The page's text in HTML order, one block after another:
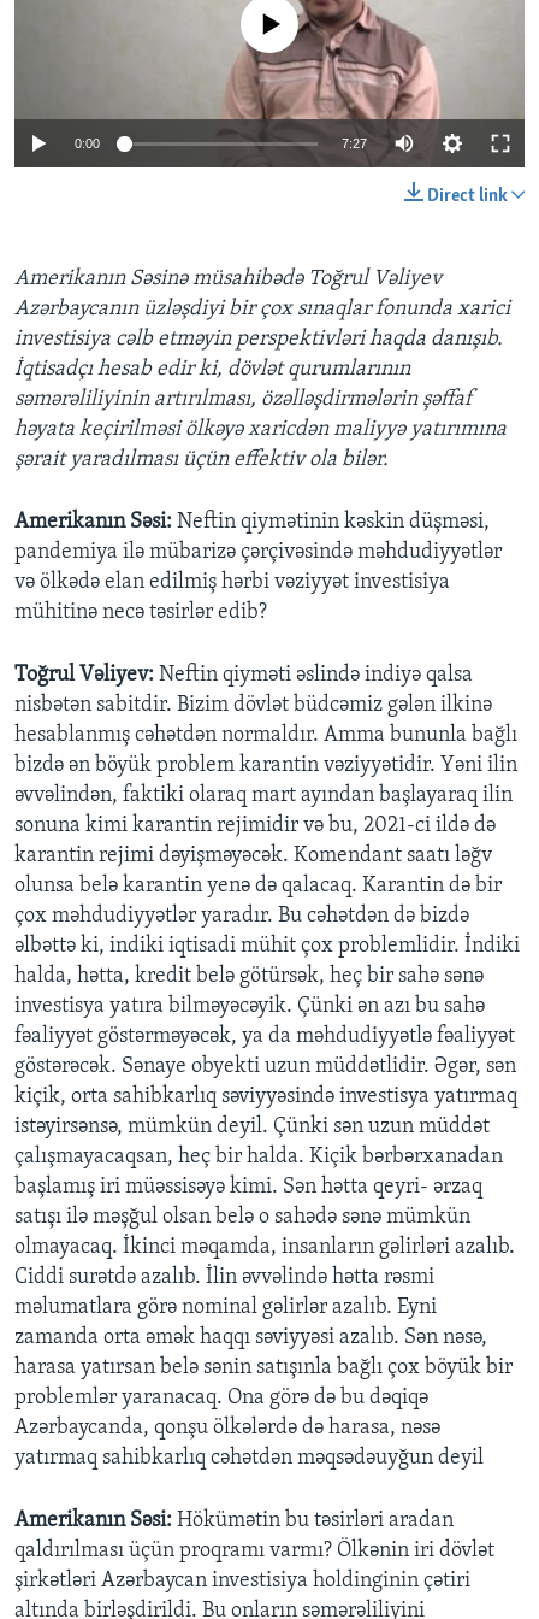
No media source currently available
0:00 7:27
Direct link
Amerikanın Səsinə müsahibədə Toğrul Vəliyev
Azərbaycanın üzləşdiyi bir çox sınaqlar fonunda xarici
investisiya cəlb etməyin perspektivləri haqda danışıb.
İqtisadçı hesab edir ki, dövlət qurumlarının
səmərəliliyinin artırılması, özəlləşdirmələrin şəffaf
həyata keçirilməsi ölkəyə xaricdən maliyyə yatırımına
şərait yaradılması üçün effektiv ola bilər.
Amerikanın Səsi: Neftin qiymətinin kəskin düşməsi,
pandemiya ilə mübarizə çərçivəsində məhdudiyyətlər
və ölkədə elan edilmiş hərbi vəziyyət investisiya
mühitinə necə təsirlər edib?
Toğrul Vəliyev: Neftin qiyməti əslində indiyə qalsa
nisbətən sabitdir. Bizim dövlət büdcəmiz gələn ilkinə
hesablanmış cəhətdən normaldır. Amma bununla bağlı
bizdə ən böyük problem karantin vəziyyətidir. Yəni ilin
əvvəlindən, faktiki olaraq mart ayından başlayaraq ilin
sonuna kimi karantin rejimidir və bu, 2021-ci ildə də
karantin rejimi dəyişməyəcək. Komendant saatı ləğv
olunsa belə karantin yenə də qalacaq. Karantin də bir
çox məhdudiyyətlər yaradır. Bu cəhətdən də bizdə
əlbəttə ki, indiki iqtisadi mühit çox problemlidir. İndiki
halda, hətta, kredit belə götürsək, heç bir sahə sənə
investisya yatıra bilməyəcəyik. Çünki ən azı bu sahə
fəaliyyət göstərməyəcək, ya da məhdudiyyətlə fəaliyyət
göstərəcək. Sənaye obyekti uzun müddətlidir. Əgər, sən
kiçik, orta sahibkarlıq səviyyəsində investisya yatırmaq
istəyirsənsə, mümkün deyil. Çünki sən uzun müddət
çalışmayacaqsan, heç bir halda. Kiçik bərbərxanadan
başlamış iri müəssisəyə kimi. Sən hətta qeyri- ərzaq
satışı ilə məşğul olsan belə o sahədə sənə mümkün
olmayacaq. İkinci məqamda, insanların gəlirləri azalıb.
Ciddi surətdə azalıb. İlin əvvəlində hətta rəsmi
məlumatlara görə nominal gəlirlər azalıb. Eyni
zamanda orta əmək haqqı səviyyəsi azalıb. Sən nəsə,
harasa yatırsan belə sənin satışınla bağlı çox böyük bir
problemlər yaranacaq. Ona görə də bu dəqiqə
Azərbaycanda, qonşu ölkələrdə də harasa, nəsə
yatırmaq sahibkarlıq cəhətdən məqsədəuyğun deyil
Amerikanın Səsi: Hökümətin bu təsirləri aradan
qaldırılması üçün proqramı varmı? Ölkənin iri dövlət
şirkətləri Azərbaycan investisiya holdinginin çətiri
altında birləşdirildi. Bu onların səmərəliliyini